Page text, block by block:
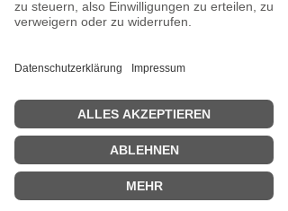
Detaillierte Informationen zu den einzelnen
Zahlungsmöglichkeiten
unter Angabe des Verwendungszwecks
bequem auf unser Bankkonto innerhalb von
7 Tagen. Unsere Bankverbindung sowie den
Überweisungszweck teilen wir Ihnen im
Rahmen der Bestellabwicklung gesondert